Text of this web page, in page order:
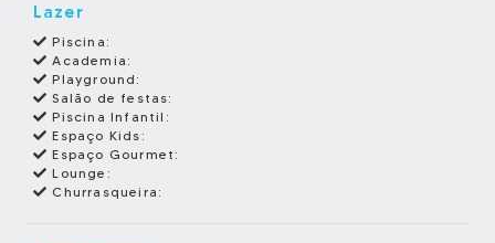
Lazer
Piscina:
Academia:
Playground:
Salão de festas:
Piscina Infantil:
Espaço Kids:
Espaço Gourmet:
Lounge:
Churrasqueira: